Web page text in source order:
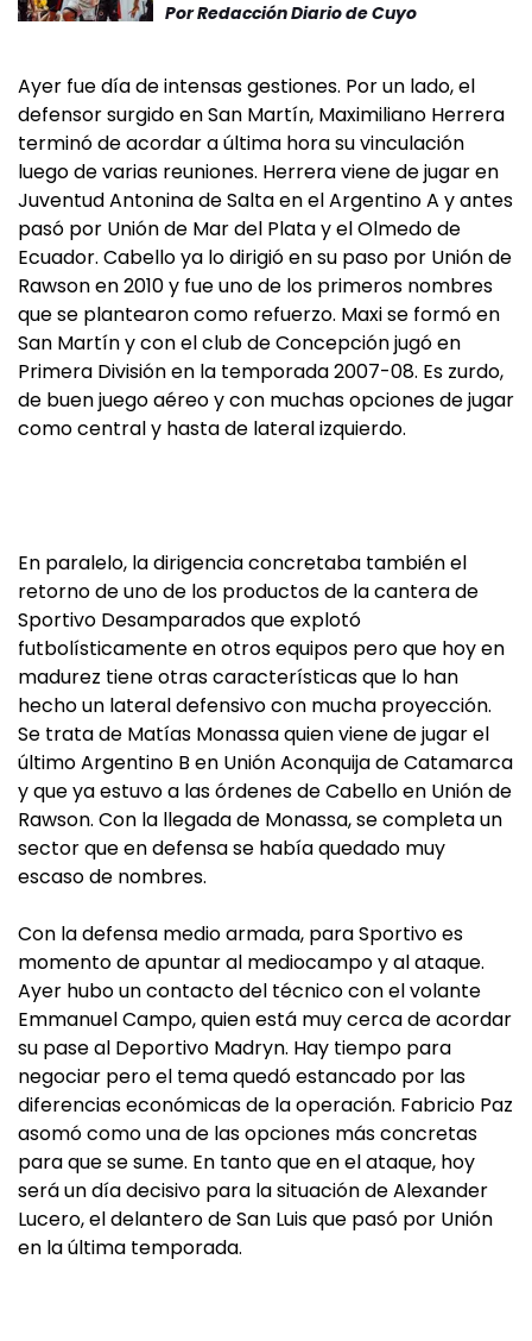
PorRedacción Diario de Cuyo
Ayer fue día de intensas gestiones. Por un lado, el
defensor surgido en San Martín, Maximiliano Herrera
terminó de acordar a última hora su vinculación
luego de varias reuniones. Herrera viene de jugar en
Juventud Antonina de Salta en el Argentino A y antes
pasó por Unión de Mar del Plata y el Olmedo de
Ecuador. Cabello ya lo dirigió en su paso por Unión de
Rawson en 2010 y fue uno de los primeros nombres
que se plantearon como refuerzo. Maxi se formó en
San Martín y con el club de Concepción jugó en
Primera División en la temporada 2007-08. Es zurdo,
de buen juego aéreo y con muchas opciones de jugar
como central y hasta de lateral izquierdo.
En paralelo, la dirigencia concretaba también el
retorno de uno de los productos de la cantera de
Sportivo Desamparados que explotó
futbolísticamente en otros equipos pero que hoy en
madurez tiene otras características que lo han
hecho un lateral defensivo con mucha proyección.
Se trata de Matías Monassa quien viene de jugar el
último Argentino B en Unión Aconquija de Catamarca
y que ya estuvo a las órdenes de Cabello en Unión de
Rawson. Con la llegada de Monassa, se completa un
sector que en defensa se había quedado muy
escaso de nombres.
Con la defensa medio armada, para Sportivo es
momento de apuntar al mediocampo y al ataque.
Ayer hubo un contacto del técnico con el volante
Emmanuel Campo, quien está muy cerca de acordar
su pase al Deportivo Madryn. Hay tiempo para
negociar pero el tema quedó estancado por las
diferencias económicas de la operación. Fabricio Paz
asomó como una de las opciones más concretas
para que se sume. En tanto que en el ataque, hoy
será un día decisivo para la situación de Alexander
Lucero, el delantero de San Luis que pasó por Unión
en la última temporada.